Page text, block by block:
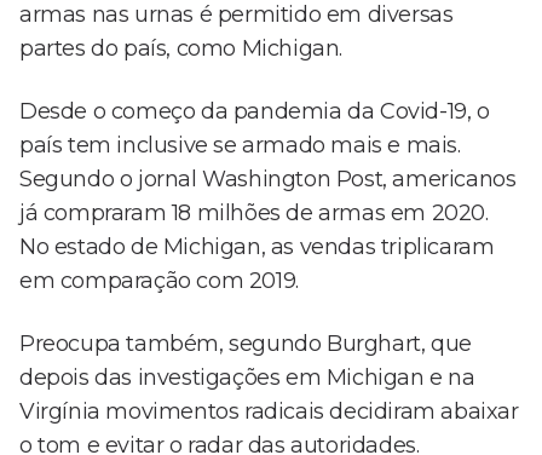
armas nas urnas é permitido em diversas
partes do país, como Michigan.
Desde o começo da pandemia da Covid-19, o
país tem inclusive se armado mais e mais.
Segundo o jornal Washington Post, americanos
já compraram 18 milhões de armas em 2020.
No estado de Michigan, as vendas triplicaram
em comparação com 2019.
Preocupa também, segundo Burghart, que
depois das investigações em Michigan e na
Virgínia movimentos radicais decidiram abaixar
o tom e evitar o radar das autoridades.